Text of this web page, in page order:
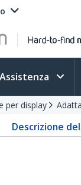
Assistenza
per display
Descrizione